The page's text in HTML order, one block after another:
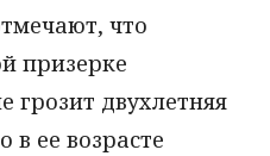
что
призерке
двухлетняя
в ее возрасте